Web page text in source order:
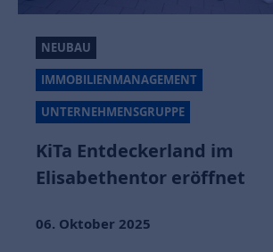
NEUBAU
IMMOBILIENMANAGEMENT
UNTERNEHMENSGRUPPE
KiTa Entdeckerland im
Elisabethentor eröffnet
06. Oktober 2025